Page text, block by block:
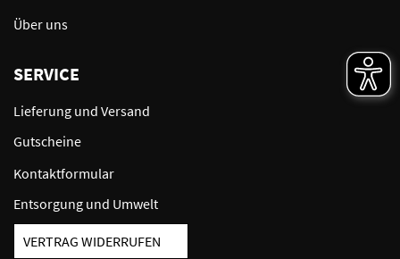
Über uns
SERVICE
Lieferung und Versand
Gutscheine
Kontaktformular
Entsorgung und Umwelt
VERTRAG WIDERRUFEN